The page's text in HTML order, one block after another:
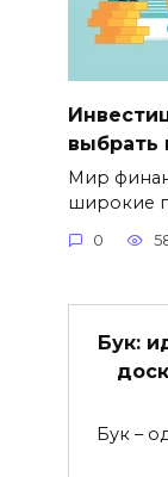
выбрать
Мир
широкие
0
Бук:
Бук –